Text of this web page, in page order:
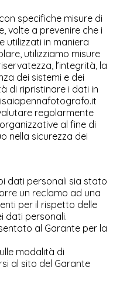
specifiche misure di
volte a prevenire che i
utilizzati in maniera
utilizziamo misure
l’integrità, la
dei sistemi e dei
di ripristinare i dati in
regolarmente
al fine di
nella sicurezza dei
dati personali sia stato
un reclamo ad una
per il rispetto delle
dati personali.
al Garante per la
modalità di
al sito del Garante